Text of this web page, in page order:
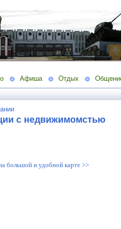
Афиша Отдых
с недвижимомстью
большой и удобной карте >>